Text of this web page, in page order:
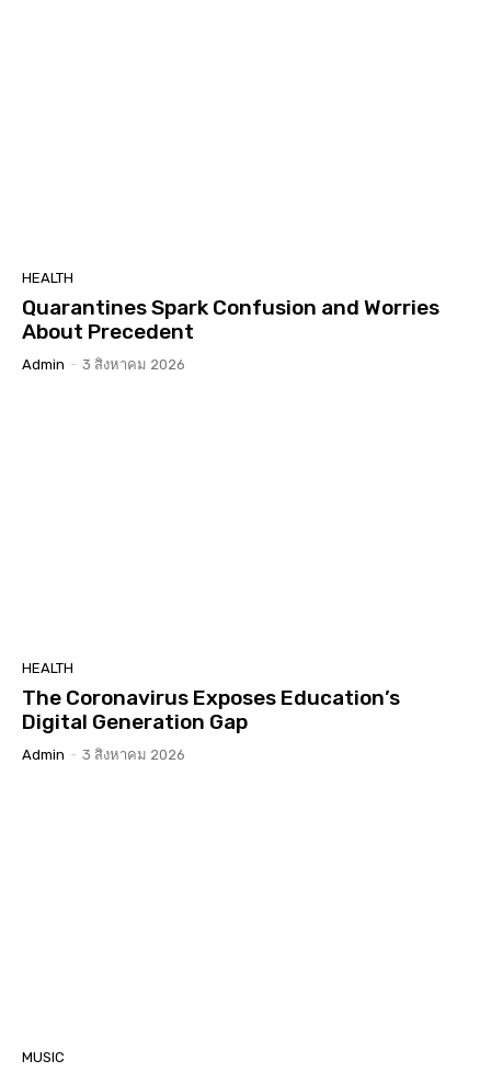
HEALTH
Quarantines Spark Confusion and Worries
About Precedent
Admin - 3 สิงหาคม 2026
HEALTH
The Coronavirus Exposes Education’s
Digital Generation Gap
Admin - 3 สิงหาคม 2026
MUSIC